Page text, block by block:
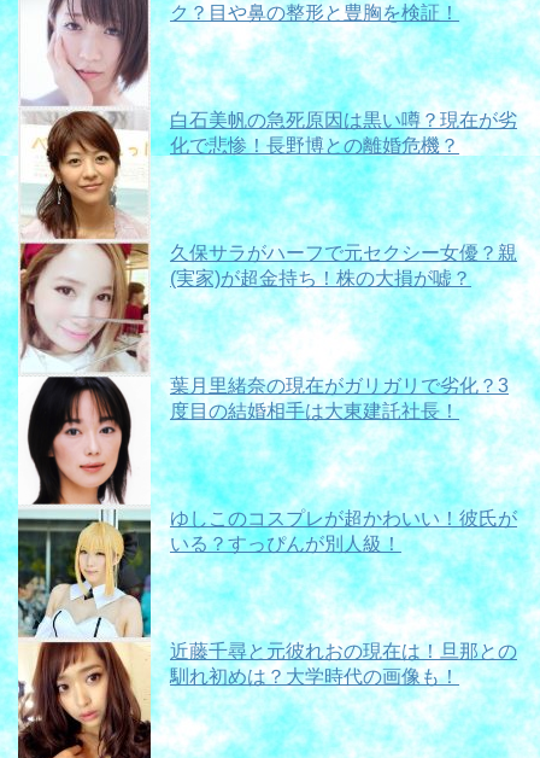
ク？目や鼻の整形と豊胸を検証！
白石美帆の急死原因は黒い噂？現在が劣
化で悲惨！長野博との離婚危機？
久保サラがハーフで元セクシー女優？親
(実家)が超金持ち！株の大損が嘘？
葉月里緒奈の現在がガリガリで劣化？3
度目の結婚相手は大東建託社長！
ゆしこのコスプレが超かわいい！彼氏が
いる？すっぴんが別人級！
近藤千尋と元彼れおの現在は！旦那との
馴れ初めは？大学時代の画像も！